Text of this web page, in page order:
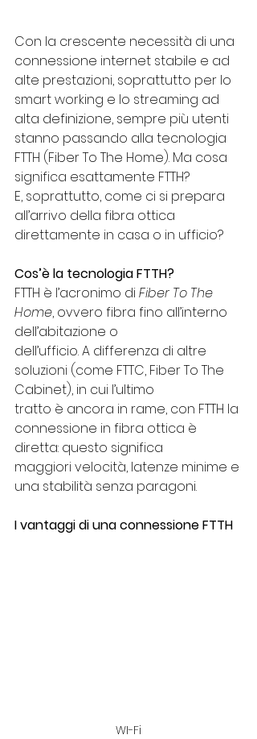
Con la crescente necessità di una
connessione internet stabile e ad
alte prestazioni, soprattutto per lo
smart working e lo streaming ad
alta definizione, sempre più utenti
stanno passando alla tecnologia
FTTH (Fiber To The Home). Ma cosa
significa esattamente FTTH?
E, soprattutto, come ci si prepara
all’arrivo della fibra ottica
direttamente in casa o in ufficio?
Cos’è la tecnologia FTTH?
FTTH è l’acronimo di Fiber To The
Home, ovvero fibra fino all’interno
dell’abitazione o
dell’ufficio. A differenza di altre
soluzioni (come FTTC, Fiber To The
Cabinet), in cui l’ultimo
tratto è ancora in rame, con FTTH la
connessione in fibra ottica è
diretta: questo significa
maggiori velocità, latenze minime e
una stabilità senza paragoni.
I vantaggi di una connessione FTTH
WI-Fi